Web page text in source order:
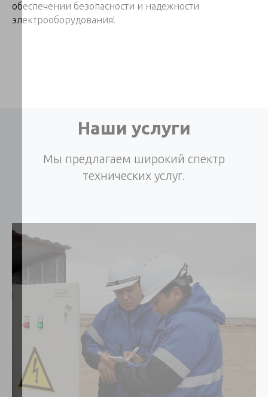
обеспечении безопасности и надежности
электрооборудования!
Наши услуги
Мы предлагаем широкий спектр
технических услуг.